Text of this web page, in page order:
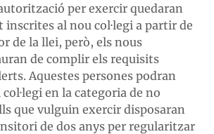
per exercir quedaran
al nou col·legi a partir de
de la llei, però, els nous
de complir els requisits
Aquestes persones podran
en la categoria de no
que vulguin exercir disposaran
de dos anys per regularitzar